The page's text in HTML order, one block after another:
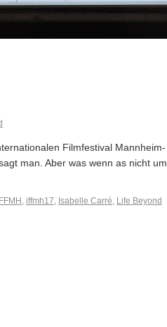
Filmfestival Mannheim-
man. Aber was wenn as nicht um
IFFMH , iffmh17, Isabelle Carré, Life Beyond